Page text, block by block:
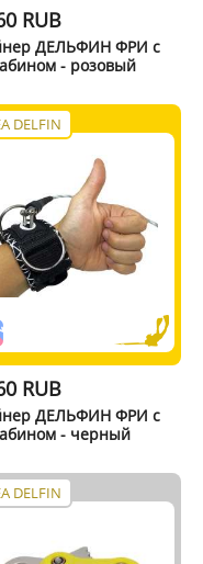
RUB
ДЕЛЬФИН ФРИ с
- розовый
DELFIN
RUB
ДЕЛЬФИН ФРИ с
- черный
DELFIN